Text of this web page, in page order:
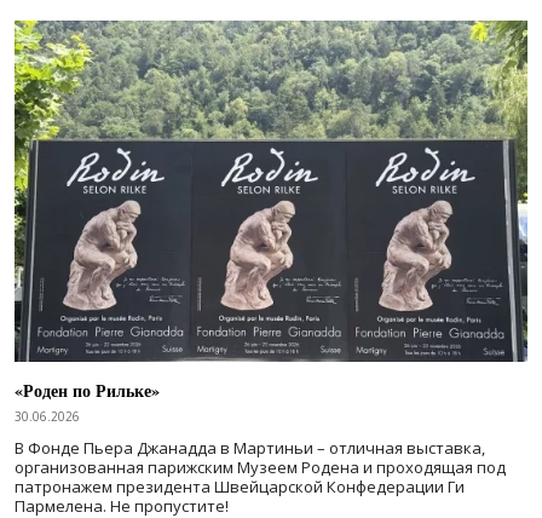
«Роден по Рильке»
30.06.2026
В Фонде Пьера Джанадда в Мартиньи – отличная выставка,
организованная парижским Музеем Родена и проходящая под
патронажем президента Швейцарской Конфедерации Ги
Пармелена. Не пропустите!